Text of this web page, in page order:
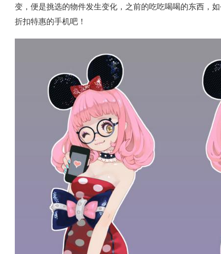
变，便是挑选的物件发生变化，之前的吃吃喝喝的东西，
折扣特惠的手机吧！